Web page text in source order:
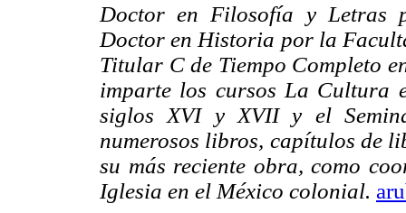
Doctor en Filosofía y Letras
Doctor en Historia por la
Titular C de Tiempo Completo
imparte los cursos La Cultura
siglos XVI y XVII y el
numerosos libros, capítulos de
su más reciente obra, como
Iglesia en el México colonial.